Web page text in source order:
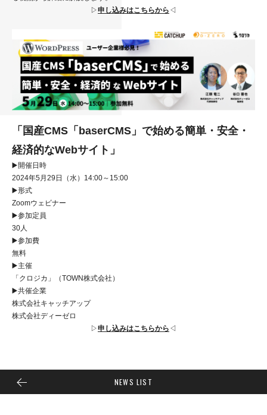
▷申し込みはこちらから ◁
「国産CMS「baserCMS」で始める簡単・安全・
経済的なWebサイト」
▶️開催日時
2024年5月29日（水）14:00～15:00
▶️形式
Zoomウェビナー
▶️参加定員
30人
▶️参加費
無料
▶️主催
「クロジカ」（TOWN株式会社）
▶️共催企業
株式会社キャッチアップ
株式会社ディーゼロ
▷申し込みはこちらから ◁
NEWS LIST